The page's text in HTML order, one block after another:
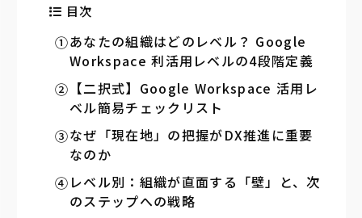
目次
あなたの組織はどのレベル？ Google
Workspace 利活用レベルの4段階定義
【二択式】Google Workspace 活用レ
ベル簡易チェックリスト
なぜ「現在地」の把握がDX推進に重要
なのか
レベル別：組織が直面する「壁」と、次
のステップへの戦略